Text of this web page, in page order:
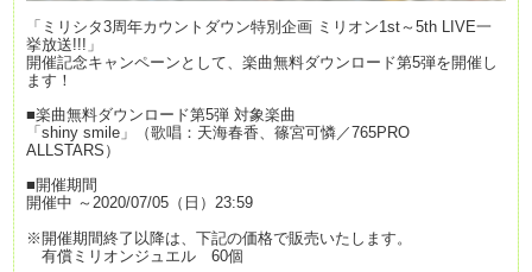
「ミリシタ3周年カウントダウン特別企画 ミリオン1st～5th LIVE一
挙放送!!!」
開催記念キャンペーンとして、楽曲無料ダウンロード第5弾を開催し
ます！
■楽曲無料ダウンロード第5弾 対象楽曲
「shiny smile」（歌唱：天海春香、篠宮可憐／765PRO
ALLSTARS）
■開催期間
開催中 ～2020/07/05（日）23:59
※開催期間終了以降は、下記の価格で販売いたします。
有償ミリオンジュエル 60個